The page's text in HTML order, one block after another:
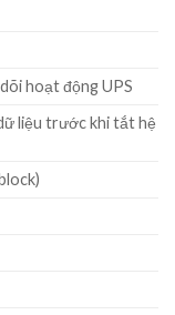
hoạt động UPS
liệu trước khi tắt hệ